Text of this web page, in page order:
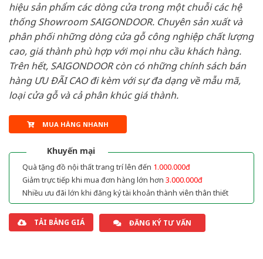
hiệu sản phẩm các dòng cửa trong một chuỗi các hệ
thống Showroom SAIGONDOOR. Chuyên sản xuất và
phân phối những dòng cửa gỗ công nghiệp chất lượng
cao, giá thành phù hợp với mọi nhu cầu khách hàng.
Trên hết, SAIGONDOOR còn có những chính sách bán
hàng ƯU ĐÃI CAO đi kèm với sự đa dạng về mẫu mã,
loại cửa gỗ và cả phân khúc giá thành.
MUA HÀNG NHANH
Khuyến mại
Quà tặng đồ nội thất trang trí lên đến 1.000.000đ
Giảm trực tiếp khi mua đơn hàng lớn hơn 3.000.000đ
Nhiều ưu đãi lớn khi đăng ký tài khoản thành viên thân thiết
TẢI BẢNG GIÁ ĐĂNG KÝ TƯ VẤN